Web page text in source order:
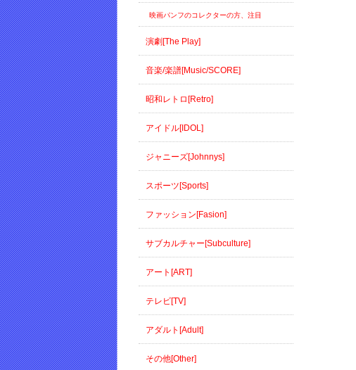
映画パンフのコレクターの方、注目
演劇[The Play]
音楽/楽譜[Music/SCORE]
昭和レトロ[Retro]
アイドル[IDOL]
ジャニーズ[Johnnys]
スポーツ[Sports]
ファッション[Fasion]
サブカルチャー[Subculture]
アート[ART]
テレビ[TV]
アダルト[Adult]
その他[Other]